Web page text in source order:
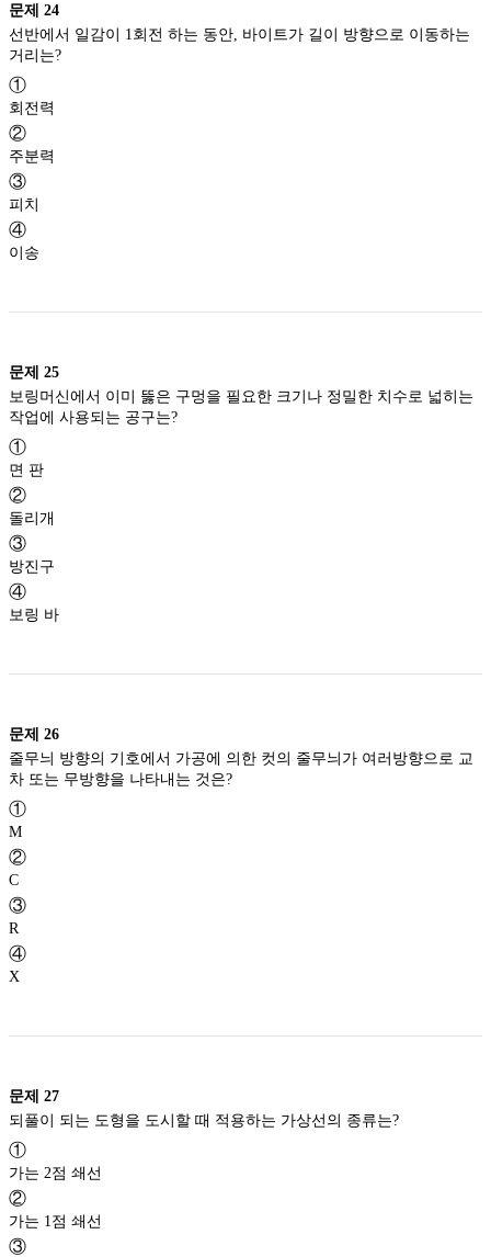
문제 24
선반에서 일감이 1회전 하는 동안, 바이트가 길이 방향으로 이동하는
①
회전력
②
주분력
③
피치
④
이송
문제 25
보링머신에서 이미 뚫은 구멍을 필요한 크기나 정밀한 치수로 넓히는
①
면 판
②
돌리개
③
방진구
④
보링 바
문제 26
줄무늬 방향의 기호에서 가공에 의한 컷의 줄무늬가 여러방향으로 교
①
M
②
C
③
R
④
X
문제 27
①
가는 2점 쇄선
②
가는 1점 쇄선
③